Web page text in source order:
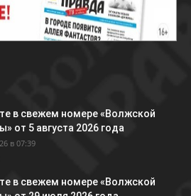
в свежем номере «Волжской
от 5 августа 2026 года
в 07:39
в свежем номере «Волжской